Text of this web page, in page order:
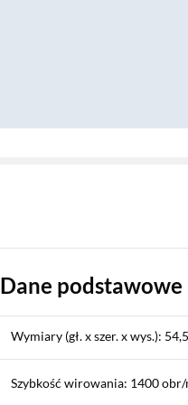
Dane podstawowe
Wymiary (gł. x szer. x wys.):
Szybkość wirowania: 1400